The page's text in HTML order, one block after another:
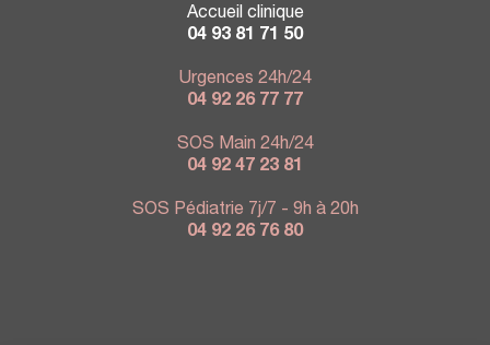
Accueil clinique
04 93 81 71 50
Urgences 24h/24
04 92 26 77 77
SOS Main 24h/24
04 92 47 23 81
SOS Pédiatrie 7j/7 - 9h à 20h
04 92 26 76 80